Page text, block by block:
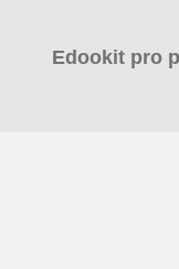
Edookit pro